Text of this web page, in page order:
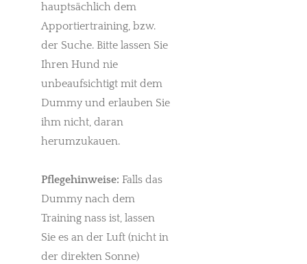
hauptsächlich dem
Apportiertraining, bzw.
der Suche. Bitte lassen Sie
Ihren Hund nie
unbeaufsichtigt mit dem
Dummy und erlauben Sie
ihm nicht, daran
herumzukauen.
Pflegehinweise: Falls das
Dummy nach dem
Training nass ist, lassen
Sie es an der Luft (nicht in
der direkten Sonne)